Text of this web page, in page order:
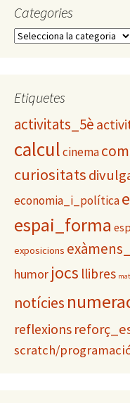
Categories
C
g
r
e
Etiquetes
activitats_5è
calculcinema
curiositats
economia_i_política
espai_forma
exposicions
humor jocs llibres
notícies
reflexions
scratch/